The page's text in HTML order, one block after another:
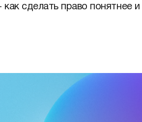
как сделать право понятнее